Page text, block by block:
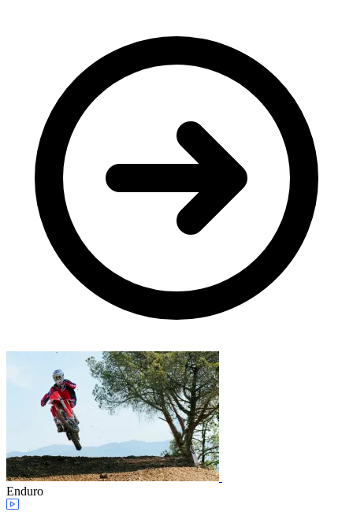
Enduro